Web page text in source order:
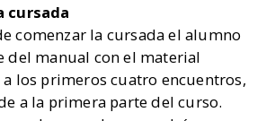
cursada
comenzar la cursada el alumno
del manual con el material
los primeros cuatro encuentros,
a la primera parte del curso.